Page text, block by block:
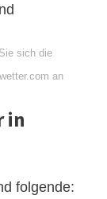
sich die
an
in
folgende: